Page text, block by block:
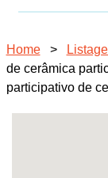
Home >
de cerâmica
participativo de